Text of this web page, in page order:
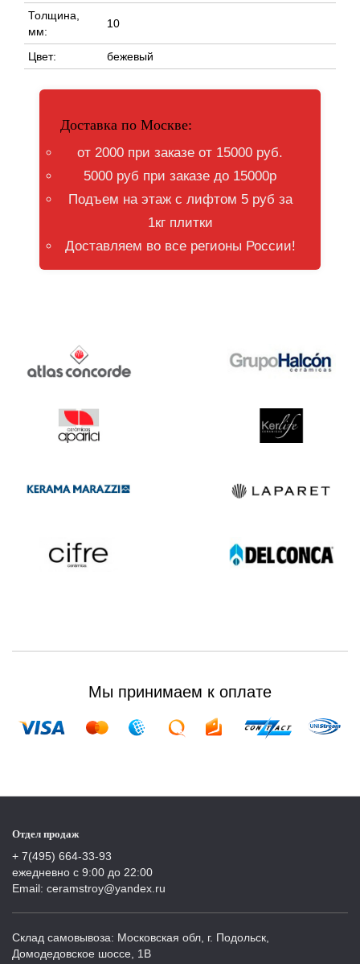
Толщина,
мм:
10
Цвет: бежевый
Доставка по Москве:
от 2000 при заказе от 15000 руб.
5000 руб при заказе до 15000р
Подъем на этаж с лифтом 5 руб за
1кг плитки
Доставляем во все регионы России!
Мы принимаем к оплате
Отдел продаж
+ 7(495) 664-33-93
ежедневно с 9:00 до 22:00
Email: ceramstroy@yandex.ru
Склад самовывоза: Московская обл, г. Подольск,
Домодедовское шоссе, 1В